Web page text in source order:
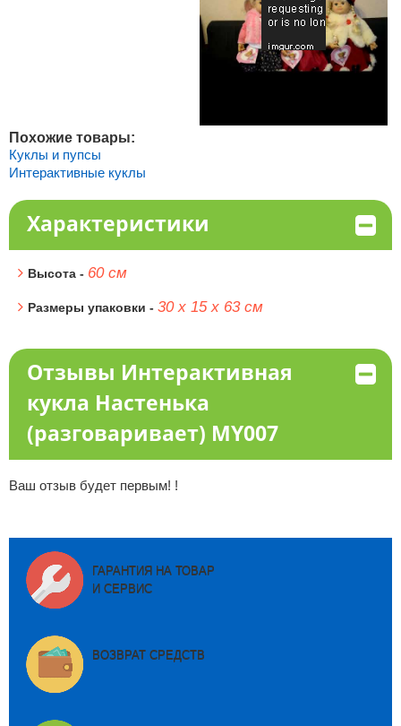
Похожие товары:
Куклы и пупсы
Интерактивные куклы
Характеристики
Высота - 60 см
Размеры упаковки - 30 х 15 х 63 см
Отзывы Интерактивная
кукла Настенька
(разговаривает) MY007
Ваш отзыв будет первым! !
ГАРАНТИЯ НА ТОВАР
И СЕРВИС
ВОЗВРАТ СРЕДСТВ